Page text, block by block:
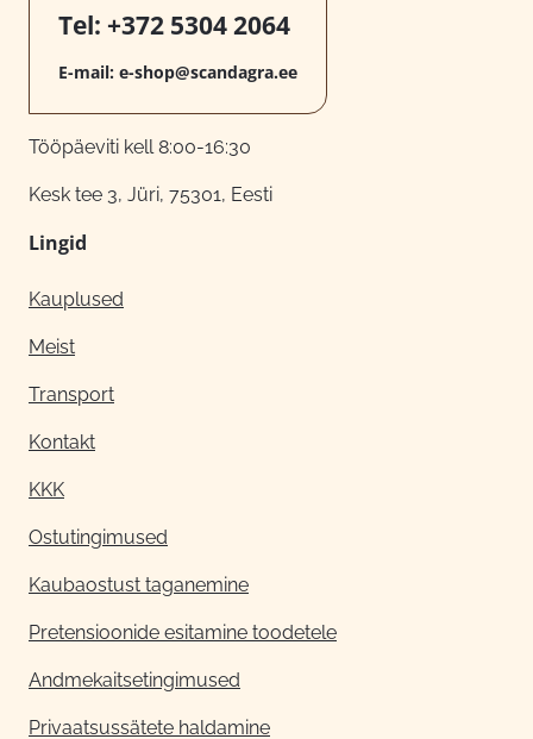
Tel: +372 5304 2064
E-mail: e-shop@scandagra.ee
Tööpäeviti kell 8:00-16:30
Kesk tee 3, Jüri, 75301, Eesti
Lingid
Kauplused
Meist
Transport
Kontakt
KKK
Ostutingimused
Kaubaostust taganemine
Pretensioonide esitamine toodetele
Andmekaitsetingimused
Privaatsussätete haldamine